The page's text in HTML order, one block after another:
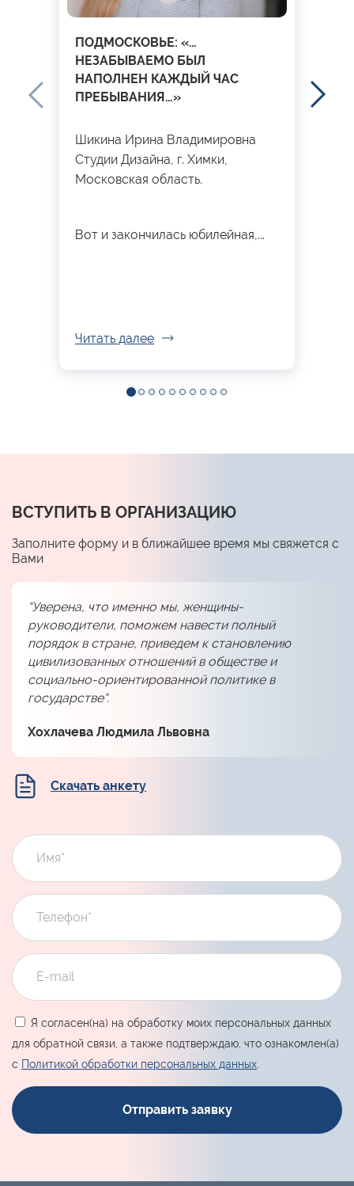
ПОДМОСКОВЬЕ: «…
НЕЗАБЫВАЕМО БЫЛ
НАПОЛНЕН КАЖДЫЙ ЧАС
ПРЕБЫВАНИЯ…»
Шикина Ирина Владимировна
Студии Дизайна, г. Химки,
Московская область.
Вот и закончилась юбилейная,...
Читать далее
ВСТУПИТЬ В ОРГАНИЗАЦИЮ
Заполните форму и в ближайшее время мы свяжется с
Вами
“Уверена, что именно мы, женщины-
руководители, поможем навести полный
порядок в стране, приведем к становлению
цивилизованных отношений в обществе и
социально-ориентированной политике в
государстве“.
Хохлачева Людмила Львовна
Скачать анкету
Я согласен(на) на обработку моих персональных данных
для обратной связи, а также подтверждаю, что ознакомлен(а)
с Политикой обработки персональных данных